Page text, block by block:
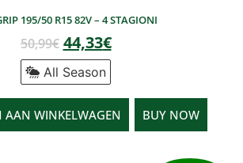
195/50 R15 82V – 4 STAGIONI
50,99€ 44,33€
All Season
AAN WINKELWAGEN BUY NOW